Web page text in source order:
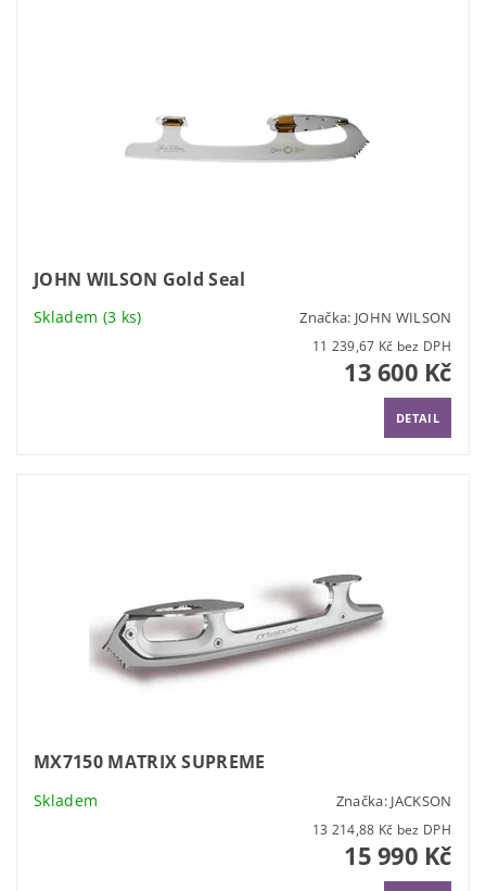
JOHN WILSON Gold Seal
Skladem (3 ks) Značka: JOHN WILSON
11 239,67 Kč bez DPH
13 600 Kč
DETAIL
MX7150 MATRIX SUPREME
Skladem Značka: JACKSON
13 214,88 Kč bez DPH
15 990 Kč